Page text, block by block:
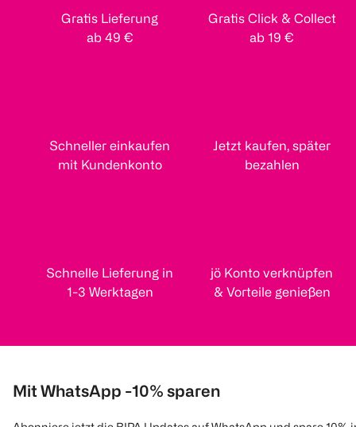
Gratis Lieferung
ab 49 €
Gratis Click & Collect
ab 19 €
Schneller einkaufen
mit Kundenkonto
Jetzt kaufen, später
bezahlen
Schnelle Lieferung in
1-3 Werktagen
jö Konto verknüpfen
& Vorteile genießen
Mit WhatsApp -10% sparen